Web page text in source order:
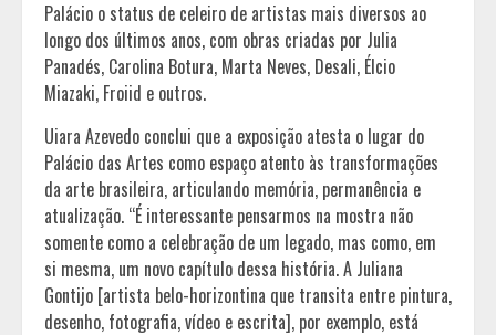
Palácio o status de celeiro de artistas mais diversos ao
longo dos últimos anos, com obras criadas por Julia
Panadés, Carolina Botura, Marta Neves, Desali, Élcio
Miazaki, Froiid e outros.
Uiara Azevedo conclui que a exposição atesta o lugar do
Palácio das Artes como espaço atento às transformações
da arte brasileira, articulando memória, permanência e
atualização. “É interessante pensarmos na mostra não
somente como a celebração de um legado, mas como, em
si mesma, um novo capítulo dessa história. A Juliana
Gontijo [artista belo-horizontina que transita entre pintura,
desenho, fotografia, vídeo e escrita], por exemplo, está